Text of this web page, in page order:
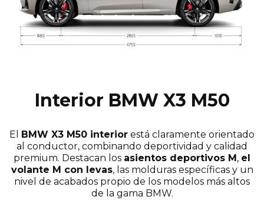
Interior BMW X3 M50
El BMW X3 M50 interior está claramente orientado
al conductor, combinando deportividad y calidad
premium. Destacan los asientos deportivos M , el
volante M con levas, las molduras específicas y un
nivel de acabados propio de los modelos más altos
de la gama BMW.